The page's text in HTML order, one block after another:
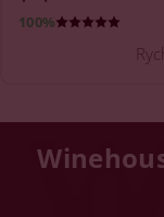
100%